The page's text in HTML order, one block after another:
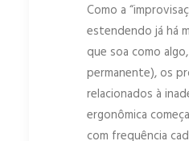
Como a
estendendo já há
que soa como
permanente), os
relacionados à
ergonômica
com frequência